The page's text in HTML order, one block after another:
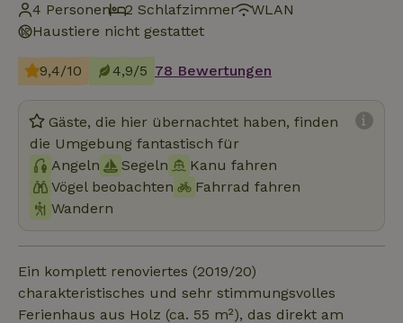
4 Personen
2 Schlafzimmer
WLAN
Haustiere nicht gestattet
9,4/10 4,9/5 78 Bewertungen
Gäste, die hier übernachtet haben, finden
die Umgebung fantastisch für
Angeln
Segeln
Kanu fahren
Vögel beobachten
Fahrrad fahren
Wandern
Ein komplett renoviertes (2019/20)
charakteristisches und sehr stimmungsvolles
Ferienhaus aus Holz (ca. 55 m²), das direkt am